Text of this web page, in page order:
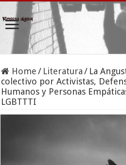
Home / Literatura / La
colectivo por Activistas,
Humanos y Personas
LGBTTTI